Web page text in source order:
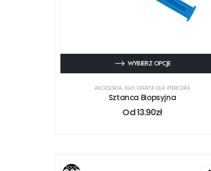
WYBIERZ OPCJE
AKCESORIA, IGŁY, OFERTA DLA PIERCERA
Sztanca Biopsyjna
Od13.90zł